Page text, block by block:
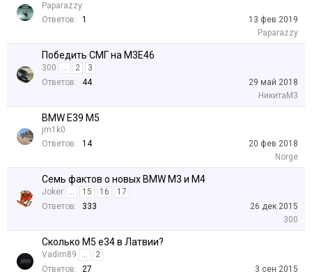
Paparazzy
Ответов:
1
13 фев 2019
Paparazzy
Победить СМГ на М3Е46
300 ... 2
3
Ответов:
44
29 май 2018
НикитаМ3
BMW E39 M5
jm1k0
Ответов:
14
20 фев 2018
Norge
Семь фактов о новых BMW M3 и M4
Joker ... 15 16
17
Ответов:
333
26 дек 2015
300
Сколько M5 e34 в Латвии?
Vadim89 ...
2
Ответов:
27 3 сен 2015